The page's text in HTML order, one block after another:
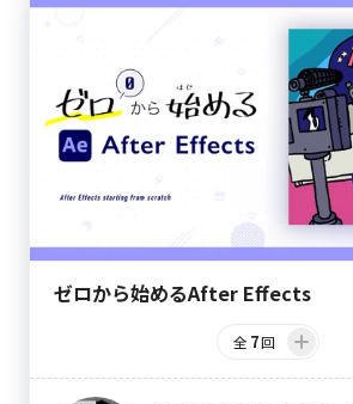
ゼロから始めるAfter Effects
全 7回